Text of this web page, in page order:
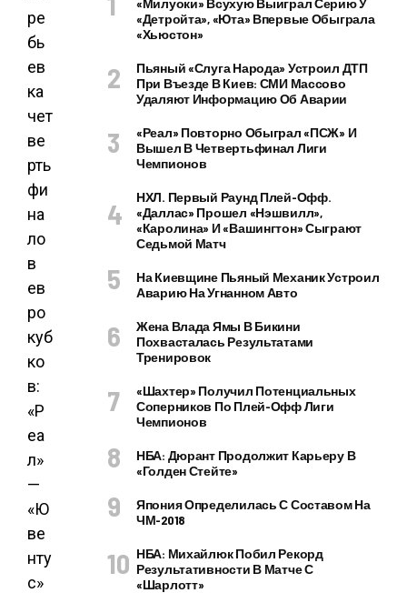
«Милуоки» Всухую Выиграл Серию У
«Детройта», «Юта» Впервые Обыграла
«Хьюстон»
Пьяный «слуга Народа» Устроил ДТП
При Въезде В Киев: СМИ Массово
Удаляют Информацию Об Аварии
«Реал» Повторно Обыграл «ПСЖ» И
Вышел В Четвертьфинал Лиги
Чемпионов
НХЛ. Первый Раунд Плей-Офф.
«Даллас» Прошел «Нэшвилл»,
«Каролина» И «Вашингтон» Сыграют
Седьмой Матч
На Киевщине Пьяный Механик Устроил
Аварию На Угнанном Авто
Жена Влада Ямы В Бикини
Похвасталась Результатами
Тренировок
«Шахтер» Получил Потенциальных
Соперников По Плей-Офф Лиги
Чемпионов
НБА: Дюрант Продолжит Карьеру В
«Голден Стейте»
Япония Определилась С Составом На
ЧМ-2018
НБА: Михайлюк Побил Рекорд
Результативности В Матче С
«Шарлотт»